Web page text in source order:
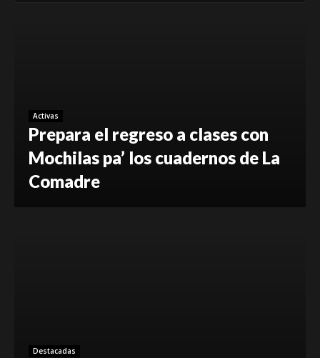
Activas
Prepara el regreso a clases con
Mochilas pa’ los cuadernos de La
Comadre
Destacadas